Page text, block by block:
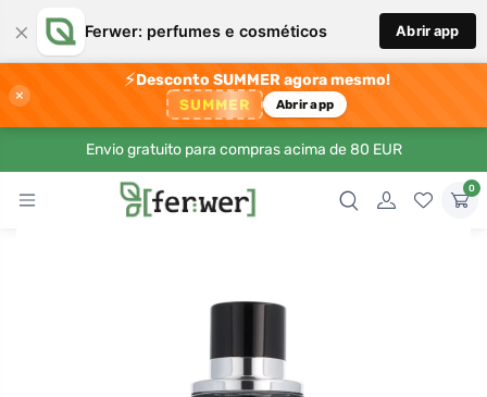
× Ferwer: perfumes e cosméticos Abrir app
×
⚡Desconto SUMMER agora mesmo!
SUMMER Abrir app
Envio gratuito para compras acima de 80 EUR
0